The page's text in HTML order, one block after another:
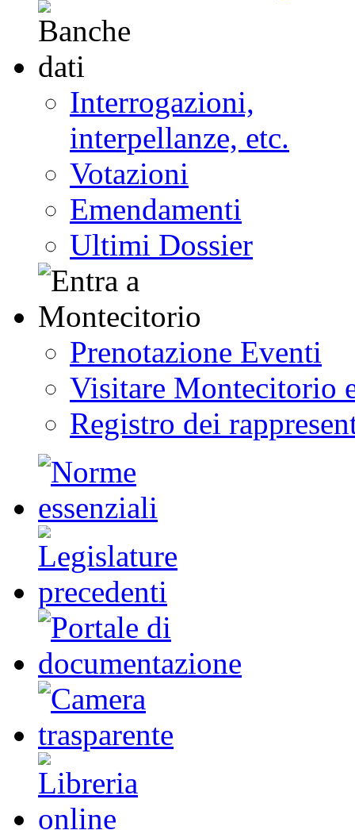
Interrogazioni,
interpellanze, etc.
Votazioni
Emendamenti
Ultimi Dossier
Prenotazione Eventi
Visitare Montecitorio
Registro dei